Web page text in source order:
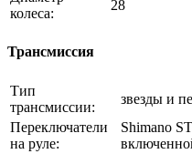
колеса:
28
Трансмиссия
Тип
трансмиссии:
звезды и
Переключатели
на руле:
Shimano